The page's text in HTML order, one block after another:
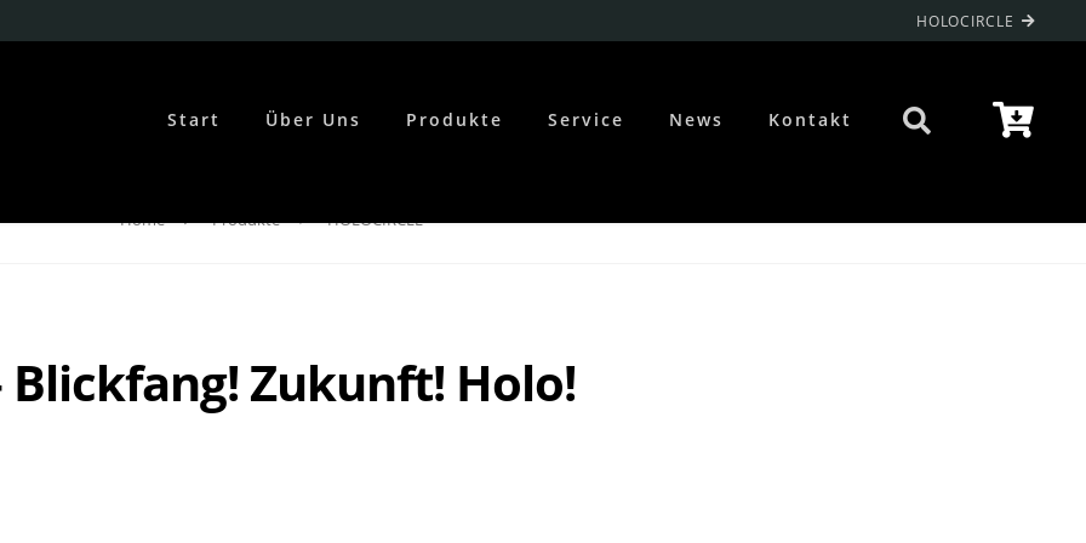
HOLOCIRCLE
Start Über Uns Produkte Service News Kontakt
Home Produkte HOLOCIRCLE
Blickfang! Zukunft! Holo!